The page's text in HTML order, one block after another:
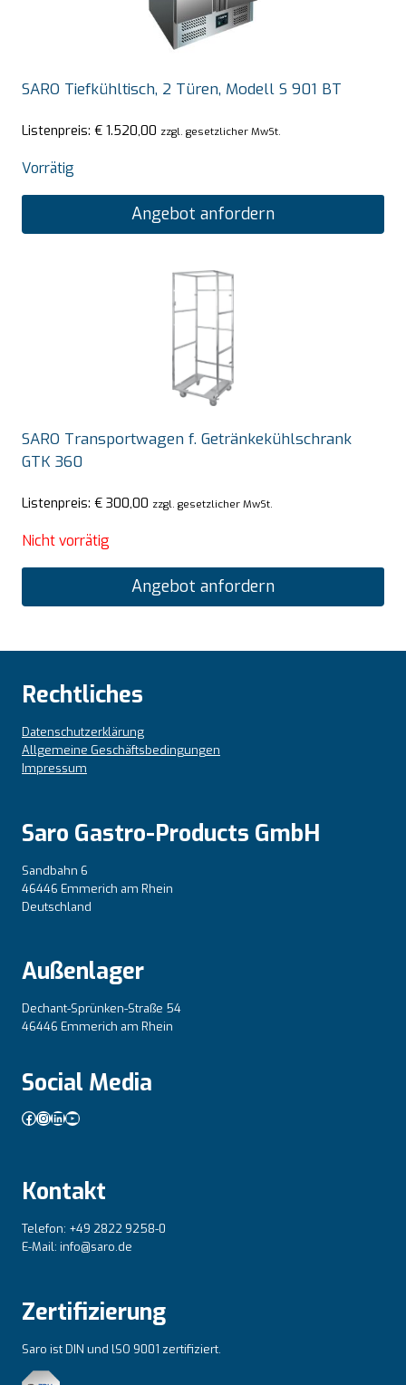
SARO Tiefkühltisch, 2 Türen, Modell S 901 BT
Listenpreis: € 1.520,00 zzgl. gesetzlicher MwSt.
Vorrätig
Angebot anfordern
SARO Transportwagen f. Getränkekühlschrank
GTK 360
Listenpreis: € 300,00 zzgl. gesetzlicher MwSt.
Nicht vorrätig
Angebot anfordern
Rechtliches
Datenschutzerklärung
Allgemeine Geschäftsbedingungen
Impressum
Saro Gastro-Products GmbH
Sandbahn 6
46446 Emmerich am Rhein
Deutschland
Außenlager
Dechant-Sprünken-Straße 54
46446 Emmerich am Rhein
Social Media
Facebook
Instagram
LinkedIn
YouTube
Kontakt
Telefon: +49 2822 9258-0
E-Mail: info@saro.de
Zertifizierung
Saro ist DIN und lSO 9001 zertifiziert.